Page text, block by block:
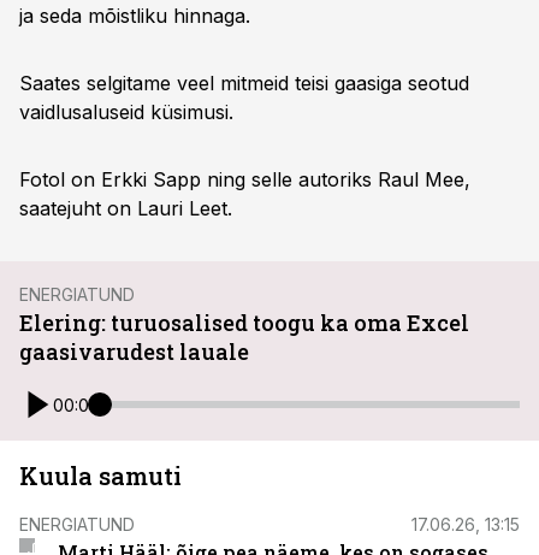
ja seda mõistliku hinnaga.
Saates selgitame veel mitmeid teisi gaasiga seotud
vaidlusaluseid küsimusi.
Fotol on Erkki Sapp ning selle autoriks Raul Mee,
saatejuht on Lauri Leet.
ENERGIATUND
Elering: turuosalised toogu ka oma Excel
gaasivarudest lauale
00:00
Kuula samuti
ENERGIATUND 17.06.26, 13:15